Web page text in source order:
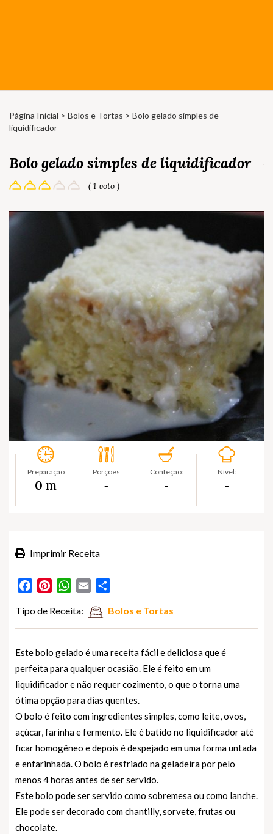
Página Inicial > Bolos e Tortas > Bolo gelado simples de
liquidificador
Bolo gelado simples de liquidificador
( 1 voto )
Preparação
0 m
Porções
‐
Confeção:
‐
Nível:
‐
Imprimir Receita
FacebookPinterestWhatsApp
Email
Tipo de Receita: Bolos e Tortas
Este bolo gelado é uma receita fácil e deliciosa que é
perfeita para qualquer ocasião. Ele é feito em um
liquidificador e não requer cozimento, o que o torna uma
ótima opção para dias quentes.
O bolo é feito com ingredientes simples, como leite, ovos,
açúcar, farinha e fermento. Ele é batido no liquidificador até
ficar homogêneo e depois é despejado em uma forma untada
e enfarinhada. O bolo é resfriado na geladeira por pelo
menos 4 horas antes de ser servido.
Este bolo pode ser servido como sobremesa ou como lanche.
Ele pode ser decorado com chantilly, sorvete, frutas ou
chocolate.